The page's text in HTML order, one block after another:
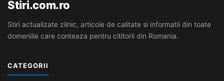
Stiri.com.ro
Stiri actualizate zilnic, articole de calitate si informatii din toate
domeniile care conteaza pentru cititorii din Romania.
CATEGORII